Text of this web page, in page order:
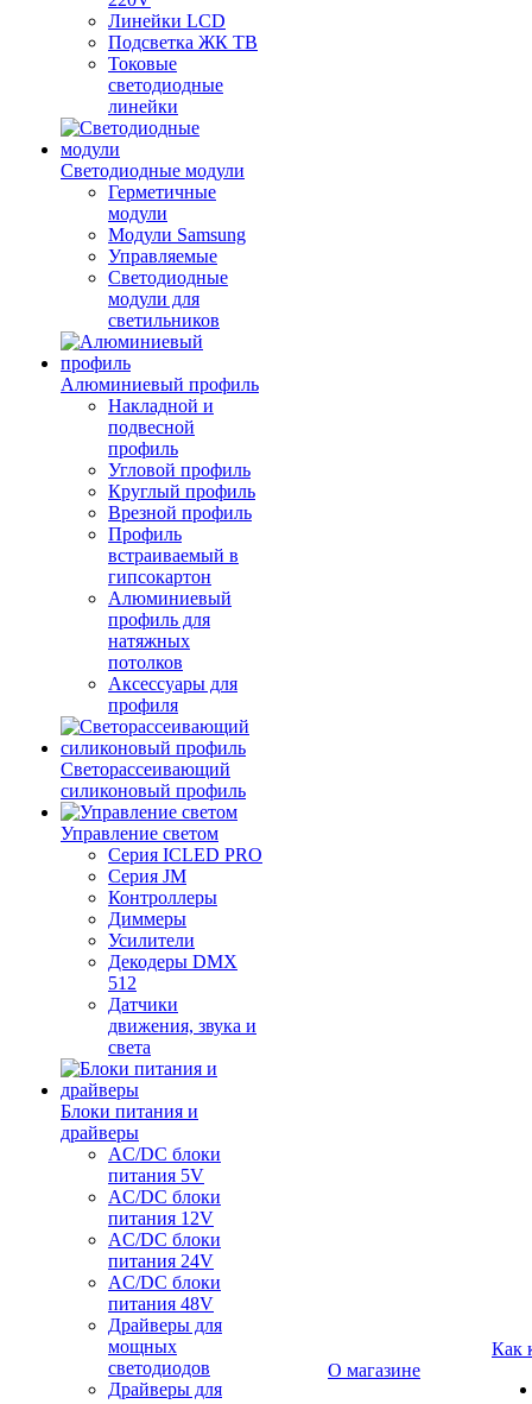
Линейки LCD
Подсветка ЖК ТВ
Токовые
светодиодные
линейки
Светодиодные модули
Герметичные
модули
Модули Samsung
Управляемые
Светодиодные
модули для
светильников
Алюминиевый профиль
Накладной и
подвесной
профиль
Угловой профиль
Круглый профиль
Врезной профиль
Профиль
встраиваемый в
гипсокартон
Алюминиевый
профиль для
натяжных
потолков
Аксессуары для
профиля
Светорассеивающий
силиконовый профиль
Управление светом
Серия ICLED PRO
Серия JM
Контроллеры
Диммеры
Усилители
Декодеры DMX
512
Датчики
движения, звука и
света
Блоки питания и
драйверы
AC/DC блоки
питания 5V
AC/DC блоки
питания 12V
AC/DC блоки
питания 24V
AC/DC блоки
питания 48V
Драйверы для
мощных
светодиодов
Драйверы для
О магазине
Как